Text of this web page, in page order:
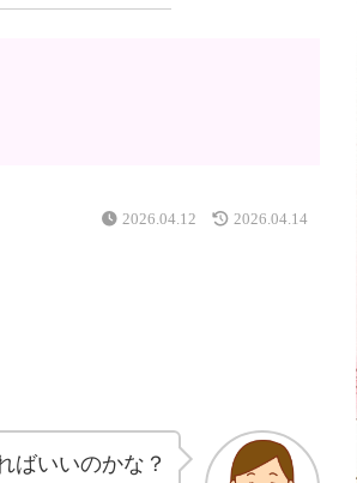
2026.04.12 2026.04.14
ばいいのかな？